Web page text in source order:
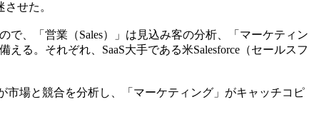
せた。
、「営業（Sales）」は見込み客の分析、「マーケティン
る。それぞれ、SaaS大手である米Salesforce（セールスフ
場と競合を分析し、「マーケティング」がキャッチコピ